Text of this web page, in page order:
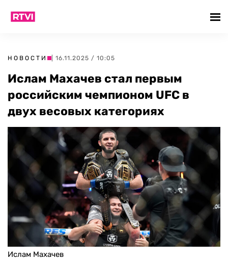
НОВОСТИ | 16.11.2025 / 10:05
Ислам Махачев стал первым
российским чемпионом UFC в
двух весовых категориях
Ислам Махачев